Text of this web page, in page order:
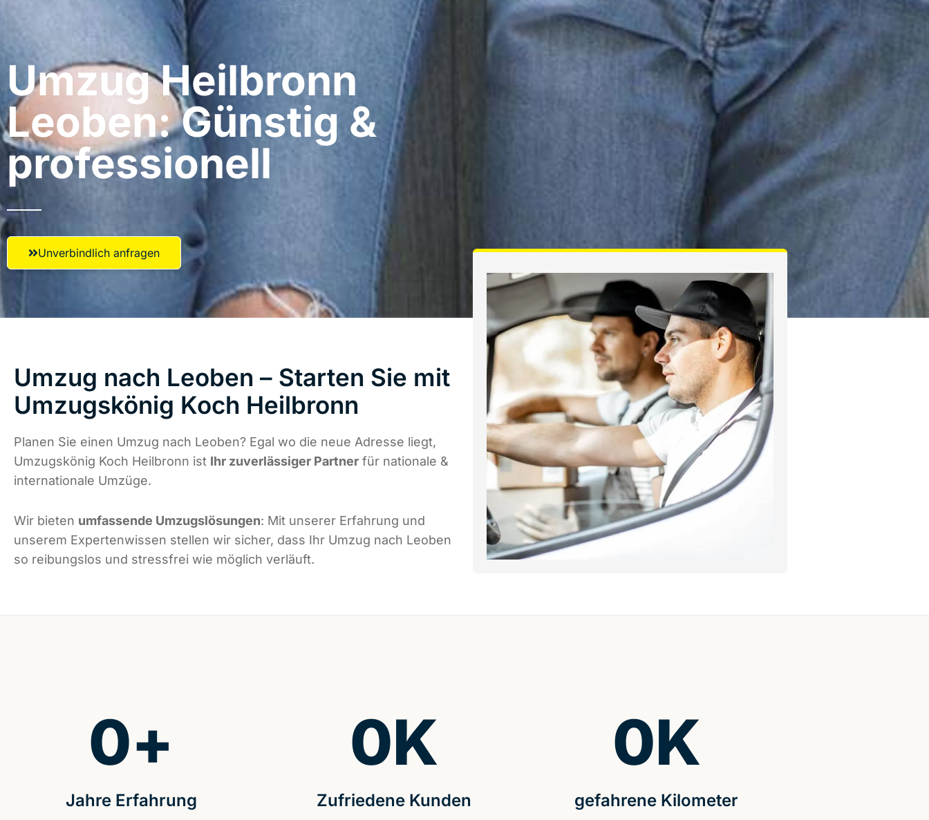
Umzug Heilbronn​
Leoben: Günstig &
professionell​
Unverbindlich anfragen
Umzug nach Leoben – Starten Sie mit
Umzugskönig Koch Heilbronn
Planen Sie einen Umzug nach Leoben? Egal wo die neue Adresse liegt,
Umzugskönig Koch Heilbronn ist Ihr zuverlässiger Partner für nationale &
internationale Umzüge.
Wir bieten umfassende Umzugslösungen: Mit unserer Erfahrung und
unserem Expertenwissen stellen wir sicher, dass Ihr Umzug nach Leoben
so reibungslos und stressfrei wie möglich verläuft.
Jahre Erfahrung
0+
Zufriedene Kunden
0K
gefahrene Kilometer
0K